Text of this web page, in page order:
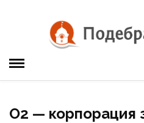
O2 — корпорация